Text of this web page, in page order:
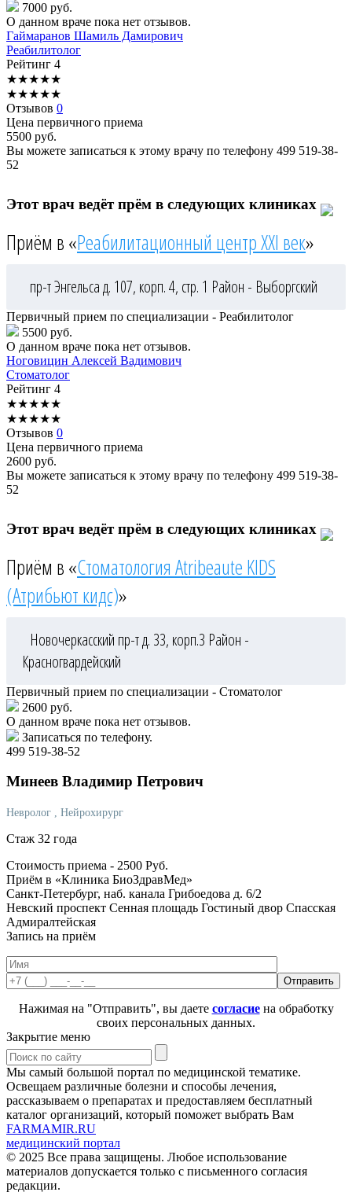
7000 руб.
О данном враче пока нет отзывов.
Гаймаранов Шамиль Дамирович
Реабилитолог
Рейтинг 4
★★★★★
★★★★★
Отзывов 0
Цена первичного приема
5500 руб.
Вы можете записаться к этому врачу по телефону 499 519-38-
52
Этот врач ведёт прём в следующих клиниках
Приём в «Реабилитационный центр XXI век»
пр-т Энгельса д. 107, корп. 4, стр. 1 Район - Выборгский
Первичный прием по специализации - Реабилитолог
5500 руб.
О данном враче пока нет отзывов.
Ноговицин Алексей Вадимович
Стоматолог
Рейтинг 4
★★★★★
★★★★★
Отзывов 0
Цена первичного приема
2600 руб.
Вы можете записаться к этому врачу по телефону 499 519-38-
52
Этот врач ведёт прём в следующих клиниках
Приём в «Стоматология Atribeaute KIDS
(Атрибьют кидс)»
Новочеркасский пр-т д. 33, корп.3 Район -
Красногвардейский
Первичный прием по специализации - Стоматолог
2600 руб.
О данном враче пока нет отзывов.
Записаться по телефону.
499 519-38-52
Минеев Владимир Петрович
Невролог , Нейрохирург
Стаж 32 года
Стоимость приема - 2500 Руб.
Приём в «Клиника БиоЗдравМед»
Санкт-Петербург, наб. канала Грибоедова д. 6/2
Невский проспект Сенная площадь Гостиный двор Спасская
Адмиралтейская
Запись на приём
Нажимая на "Отправить", вы даете согласиена обработку
своих персональных данных.
Закрытие меню
Мы самый большой портал по медицинской тематике.
Освещаем различные болезни и способы лечения,
рассказываем о препаратах и предоставляем бесплатный
каталог организаций, который поможет выбрать Вам
FARMAMIR.RU
медицинский портал
© 2025 Все права защищены. Любое использование
материалов допускается только с письменного согласия
редакции.